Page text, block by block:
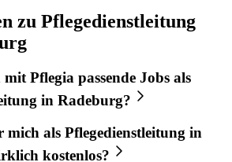
zu Pflegedienstleitung
mitPflegia passende Jobs als
in Radeburg?
mich als Pflegedienstleitung in
kostenlos?